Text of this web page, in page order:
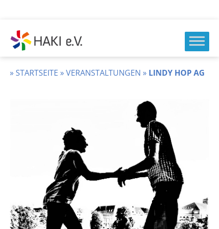
Inhalt
springen
HAKI
e.v.
»STARTSEITE »VERANSTALTUNGEN » LINDY HOP AG